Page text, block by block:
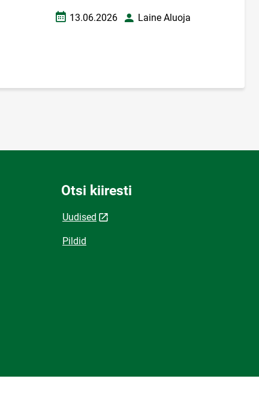
Loomise kuupäev
13.06.2026 AutorLaine Aluoja
Otsi kiiresti
Uudised
Pildid